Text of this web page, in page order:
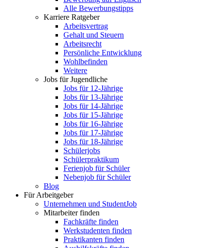
Alle Bewerbungstipps
Karriere Ratgeber
Arbeitsvertrag
Gehalt und Steuern
Arbeitsrecht
Persönliche Entwicklung
Wohlbefinden
Weitere
Jobs für Jugendliche
Jobs für 12-Jährige
Jobs für 13-Jährige
Jobs für 14-Jährige
Jobs für 15-Jährige
Jobs für 16-Jährige
Jobs für 17-Jährige
Jobs für 18-Jährige
Schülerjobs
Schülerpraktikum
Ferienjob für Schüler
Nebenjob für Schüler
Blog
Für Arbeitgeber
Unternehmen und StudentJob
Mitarbeiter finden
Fachkräfte finden
Werkstudenten finden
Praktikanten finden